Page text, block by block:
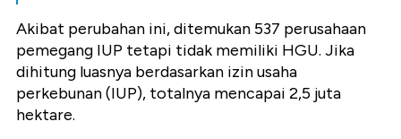
Akibat perubahan ini, ditemukan 537 perusahaan
pemegang IUP tetapi tidak memiliki HGU. Jika
dihitung luasnya berdasarkan izin usaha
perkebunan (IUP), totalnya mencapai 2,5 juta
hektare.